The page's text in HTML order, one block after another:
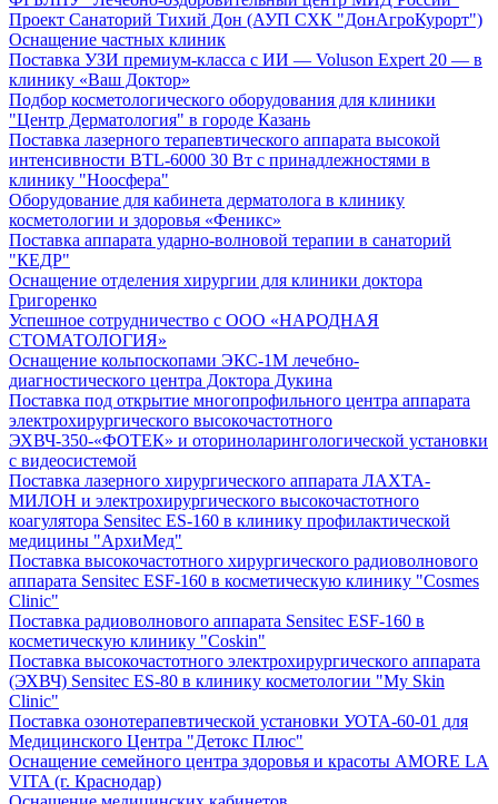
Проект Санаторий Тихий Дон (АУП СХК "ДонАгроКурорт")
Оснащение частных клиник
Поставка УЗИ премиум-класса с ИИ — Voluson Expert 20 — в
клинику «Ваш Доктор»
Подбор косметологического оборудования для клиники
"Центр Дерматология" в городе Казань
Поставка лазерного терапевтического аппарата высокой
интенсивности BTL-6000 30 Вт с принадлежностями в
клинику "Ноосфера"
Оборудование для кабинета дерматолога в клинику
косметологии и здоровья «Феникс»
Поставка аппарата ударно-волновой терапии в санаторий
"КЕДР"
Оснащение отделения хирургии для клиники доктора
Григоренко
Успешное сотрудничество с ООО «НАРОДНАЯ
СТОМАТОЛОГИЯ»
Оснащение кольпоскопами ЭКС-1М лечебно-
диагностического центра Доктора Дукина
Поставка под открытие многопрофильного центра аппарата
электрохирургического высокочастотного
ЭХВЧ-350-«ФОТЕК» и оториноларингологической установки
с видеосистемой
Поставка лазерного хирургического аппарата ЛАХТА-
МИЛОН и электрохирургического высокочастотного
коагулятора Sensitec ES-160 в клинику профилактической
медицины "АрхиМед"
Поставка высокочастотного хирургического радиоволнового
аппарата Sensitec ESF-160 в косметическую клинику "Cosmes
Clinic"
Поставка радиоволнового аппарата Sensitec ESF-160 в
косметическую клинику "Coskin"
Поставка высокочастотного электрохирургического аппарата
(ЭХВЧ) Sensitec ES-80 в клинику косметологии "My Skin
Clinic"
Поставка озонотерапевтической установки УОТА-60-01 для
Медицинского Центра "Детокс Плюс"
Оснащение семейного центра здоровья и красоты AMORE LA
VITA (г. Краснодар)